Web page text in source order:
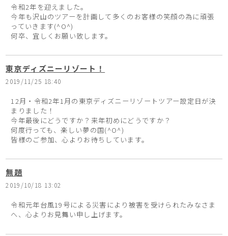
令和2年を迎えました。
今年も沢山のツアーを計画して多くのお客様の笑顔の為に頑張
っていきます(^O^)
何卒、宜しくお願い致します。
東京ディズニーリゾート！
2019/11/25 18:40
12月・令和2年1月の東京ディズニーリゾートツアー設定日が決
まりました！
今年最後にどうですか？来年初めにどうですか？
何度行っても、楽しい夢の国(^O^)
皆様のご参加、心よりお待ちしています。
無題
2019/10/18 13:02
令和元年台風19号による災害により被害を受けられたみなさま
へ、心よりお見舞い申し上げます。